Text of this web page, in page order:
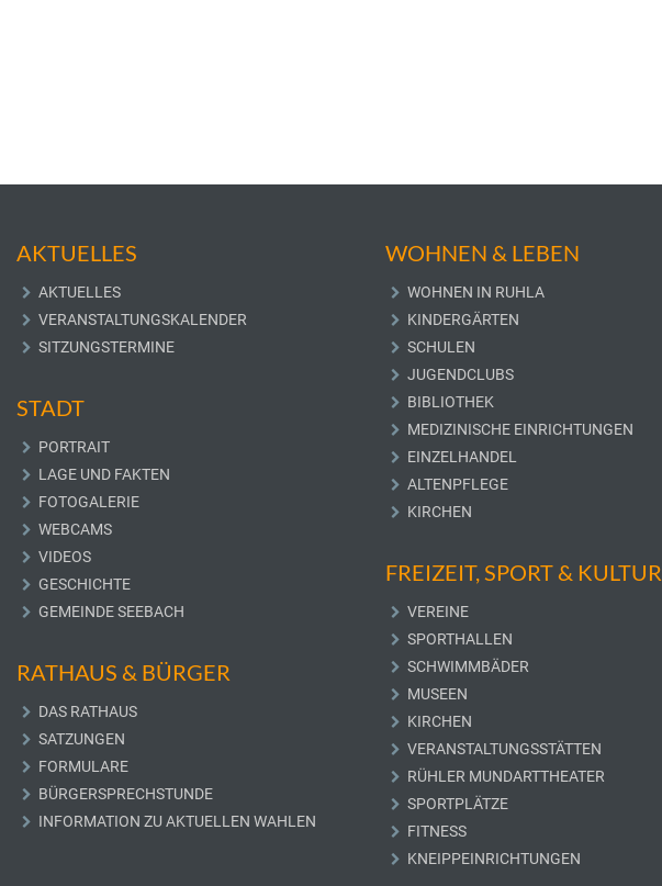
AKTUELLES
AKTUELLES
VERANSTALTUNGSKALENDER
SITZUNGSTERMINE
STADT
PORTRAIT
LAGE UND FAKTEN
FOTOGALERIE
WEBCAMS
VIDEOS
GESCHICHTE
GEMEINDE SEEBACH
RATHAUS & BÜRGER
DAS RATHAUS
SATZUNGEN
FORMULARE
BÜRGERSPRECHSTUNDE
INFORMATION ZU AKTUELLEN WAHLEN
WOHNEN & LEBEN
WOHNEN IN RUHLA
KINDERGÄRTEN
SCHULEN
JUGENDCLUBS
BIBLIOTHEK
MEDIZINISCHE EINRICHTUNGEN
EINZELHANDEL
ALTENPFLEGE
KIRCHEN
FREIZEIT, SPORT & KULTUR
VEREINE
SPORTHALLEN
SCHWIMMBÄDER
MUSEEN
KIRCHEN
VERANSTALTUNGSSTÄTTEN
RÜHLER MUNDARTTHEATER
SPORTPLÄTZE
FITNESS
KNEIPPEINRICHTUNGEN